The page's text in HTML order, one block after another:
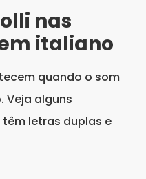
nas
italiano
quando o som
Veja alguns
letras duplas e